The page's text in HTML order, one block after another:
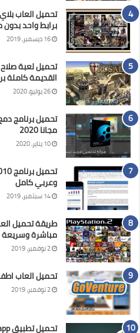
برابط واحد
16 ديسمبر، 2019
تحميل لعبة صلاح
القديمة كاملة
26 يوليو، 2020
تحميل برنامج
مجانا 2020
10 يناير، 2020
وعربي كامل
14 سبتمبر، 2019
مباشرة وسريعة
2 نوفمبر، 2019
تحميل العاب
2 نوفمبر، 2019